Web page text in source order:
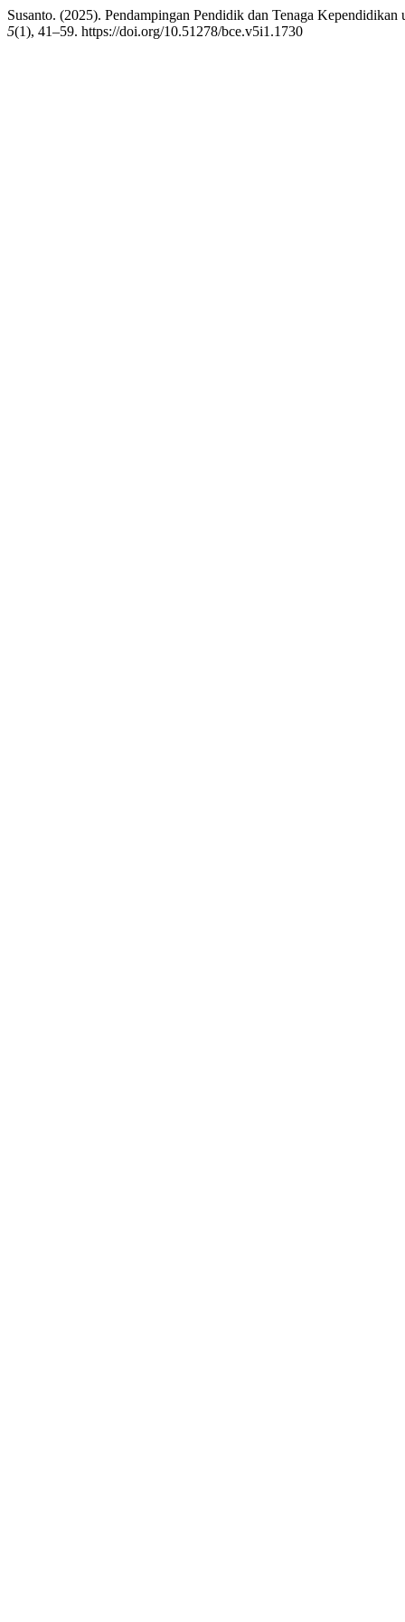
Susanto. (2025). Pendampingan Pendidik dan Tenaga
5(1), 41–59. https://doi.org/10.51278/bce.v5i1.1730